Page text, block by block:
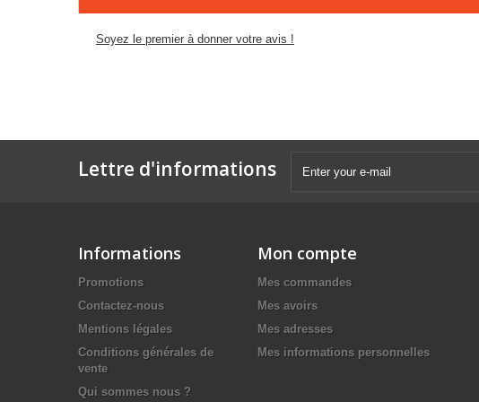
Soyez le premier à donner votre avis !
Lettre d'informations
Informations
Promotions
Contactez-nous
Mentions légales
Conditions générales de
vente
Qui sommes nous ?
Mon compte
Mes commandes
Mes avoirs
Mes adresses
Mes informations personnelles